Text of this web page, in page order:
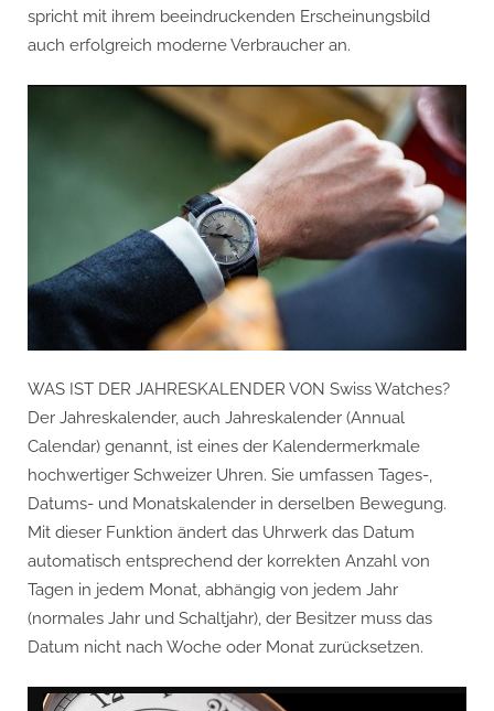
spricht mit ihrem beeindruckenden Erscheinungsbild
auch erfolgreich moderne Verbraucher an.
WAS IST DER JAHRESKALENDER VON Swiss Watches?
Der Jahreskalender, auch Jahreskalender (Annual
Calendar) genannt, ist eines der Kalendermerkmale
hochwertiger Schweizer Uhren. Sie umfassen Tages-,
Datums- und Monatskalender in derselben Bewegung.
Mit dieser Funktion ändert das Uhrwerk das Datum
automatisch entsprechend der korrekten Anzahl von
Tagen in jedem Monat, abhängig von jedem Jahr
(normales Jahr und Schaltjahr), der Besitzer muss das
Datum nicht nach Woche oder Monat zurücksetzen.